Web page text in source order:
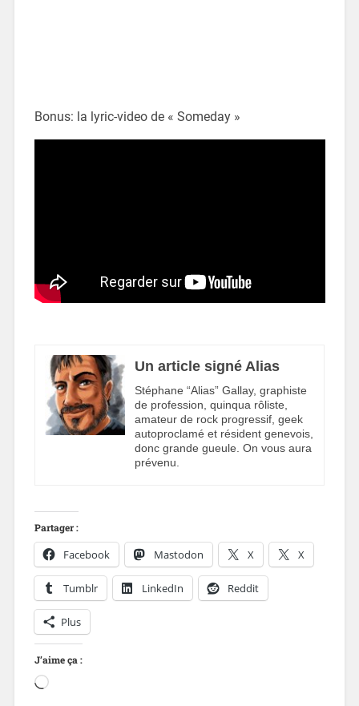
Bonus: la lyric-video de « Someday »
Un article signé Alias
Stéphane “Alias” Gallay, graphiste
de profession, quinqua rôliste,
amateur de rock progressif, geek
autoproclamé et résident genevois,
donc grande gueule. On vous aura
prévenu.
Partager :
Facebook Mastodon X X
Tumblr LinkedIn Reddit
Plus
J’aime ça :